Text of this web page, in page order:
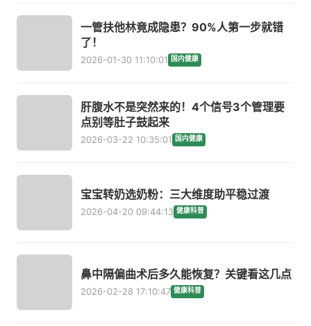
一管扶他林竟成隐患？90%人第一步就错
了！
2026-01-30 11:10:01 国内健康
肝腹水不是突然来的！4个信号3个管理要
点别等肚子鼓起来
2026-03-22 10:35:01 国内健康
宝宝转奶选奶粉：三大维度助平稳过渡
2026-04-20 09:44:13 健康科普
鼻中隔偏曲术后多久能恢复？关键看这几点
2026-02-28 17:10:47 健康科普